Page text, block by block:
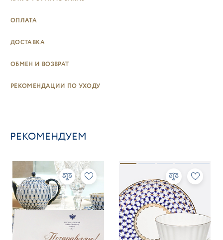
ОПЛАТА
ДОСТАВКА
ОБМЕН И ВОЗВРАТ
РЕКОМЕНДАЦИИ ПО УХОДУ
РЕКОМЕНДУЕМ